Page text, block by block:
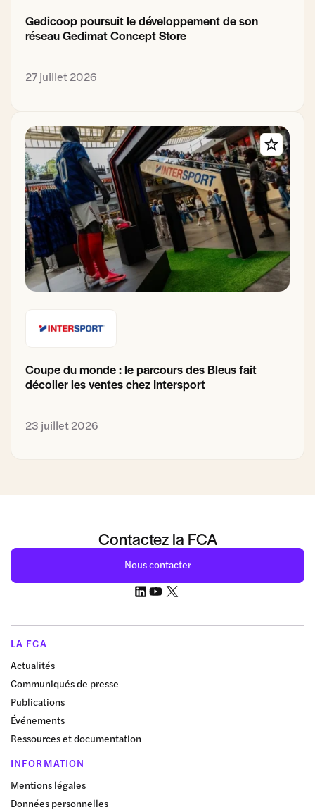
Gedicoop poursuit le développement de son
réseau Gedimat Concept Store
27 juillet 2026
Coupe du monde : le parcours des Bleus fait
décoller les ventes chez Intersport
23 juillet 2026
Contactez la FCA
Nous contacter
LA FCA
Actualités
Communiqués de presse
Publications
Événements
Ressources et documentation
INFORMATION
Mentions légales
Données personnelles